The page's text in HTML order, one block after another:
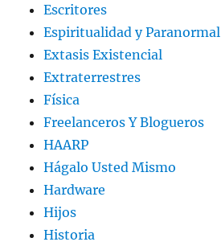
Escritores
Espiritualidad y Paranormal
Extasis Existencial
Extraterrestres
Física
Freelanceros Y Blogueros
HAARP
Hágalo Usted Mismo
Hardware
Hijos
Historia